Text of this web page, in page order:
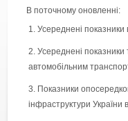
В поточному оновленні:
Усереднені показники
Усереднені показники
автомобільним
Показники
інфраструктури